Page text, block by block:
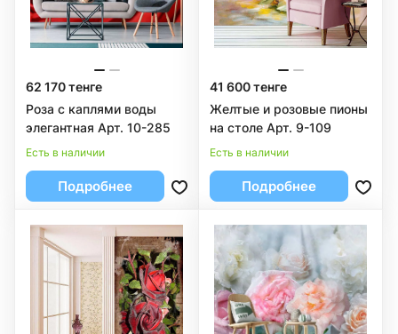
62 170 тенге
Роза с каплями воды
элегантная Арт. 10-285
Есть в наличии
Подробнее
41 600 тенге
Желтые и розовые пионы
на столе Арт. 9-109
Есть в наличии
Подробнее